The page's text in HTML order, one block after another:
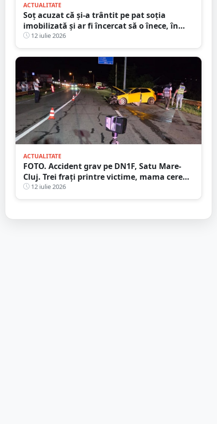
ACTUALITATE
Soț acuzat că și-a trântit pe pat soția
imobilizată și ar fi încercat să o înece, în
județul Satu Mare
12 iulie 2026
ACTUALITATE
FOTO. Accident grav pe DN1F, Satu Mare-
Cluj. Trei frați printre victime, mama cere
ajutorul martorilor
12 iulie 2026